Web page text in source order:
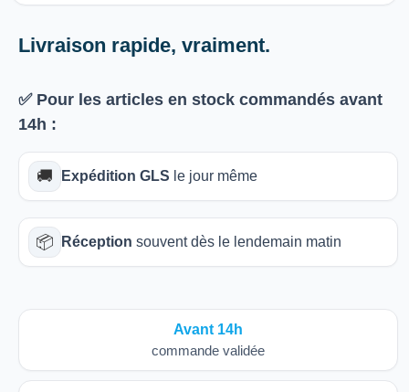
Livraison rapide, vraiment.
✅ Pour les articles en stock commandés avant
14h :
🚚 Expédition GLS le jour même
📦 Réception souvent dès le lendemain matin
Avant 14h
commande validée